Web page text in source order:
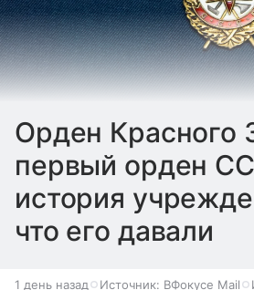
Орден Красного
первый орден
история
что его давали
1 день назад Источник: ВФокусе Mail